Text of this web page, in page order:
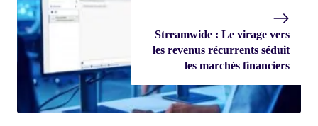
Streamwide : Le virage vers
les revenus récurrents séduit
les marchés financiers